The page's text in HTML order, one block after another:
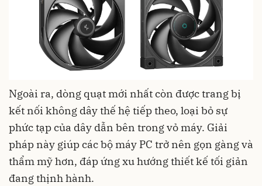
Ngoài ra, dòng quạt mới nhất còn được trang bị
kết nối không dây thế hệ tiếp theo, loại bỏ sự
phức tạp của dây dẫn bên trong vỏ máy. Giải
pháp này giúp các bộ máy PC trở nên gọn gàng và
thẩm mỹ hơn, đáp ứng xu hướng thiết kế tối giản
đang thịnh hành.